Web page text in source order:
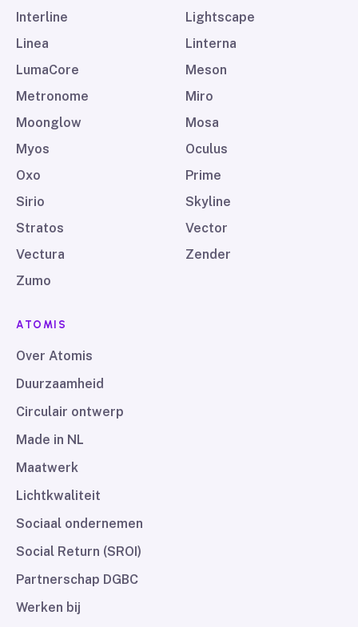
Interline
Lightscape
Linea
Linterna
LumaCore
Meson
Metronome
Miro
Moonglow
Mosa
Myos
Oculus
Oxo
Prime
Sirio
Skyline
Stratos
Vector
Vectura
Zender
Zumo
ATOMIS
Over Atomis
Duurzaamheid
Circulair ontwerp
Made in NL
Maatwerk
Lichtkwaliteit
Sociaal ondernemen
Social Return (SROI)
Partnerschap DGBC
Werken bij